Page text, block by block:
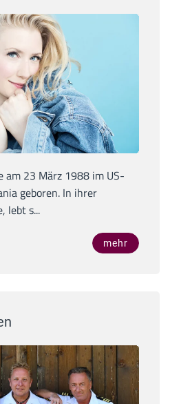
am 23 März 1988 im US-
geboren. In ihrer
lebt s...
mehr